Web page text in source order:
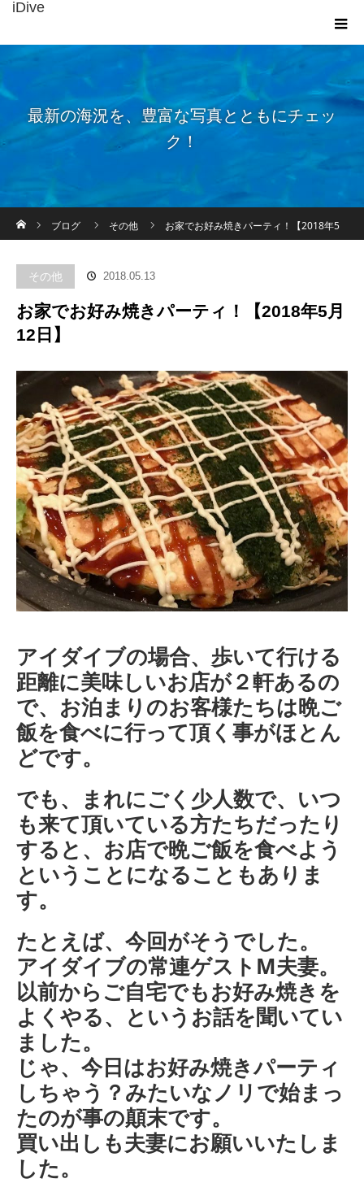
iDive
最新の海況を、豊富な写真とともにチェッ
ク！
ブログ
その他 お家でお好み焼きパーティ！【2018年5
その他 2018.05.13
お家でお好み焼きパーティ！【2018年5月
12日】
アイダイブの場合、歩いて行ける
距離に美味しいお店が２軒あるの
で、お泊まりのお客様たちは晩ご
飯を食べに行って頂く事がほとん
どです。
でも、まれにごく少人数で、いつ
も来て頂いている方たちだったり
すると、お店で晩ご飯を食べよう
ということになることもありま
す。
たとえば、今回がそうでした。
アイダイブの常連ゲストM夫妻。
以前からご自宅でもお好み焼きを
よくやる、というお話を聞いてい
ました。
じゃ、今日はお好み焼きパーティ
しちゃう？みたいなノリで始まっ
たのが事の顛末です。
買い出しも夫妻にお願いいたしま
した。